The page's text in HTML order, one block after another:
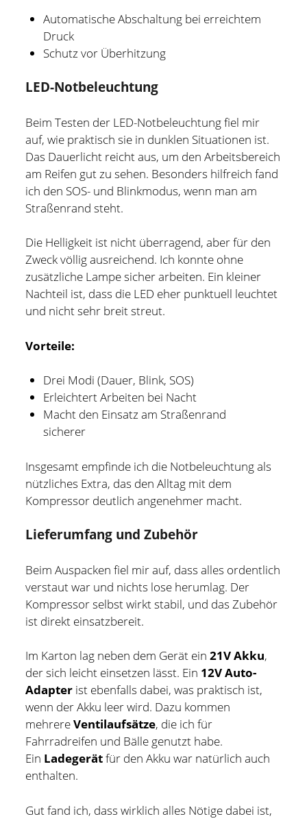
Automatische Abschaltung bei erreichtem
Druck
Schutz vor Überhitzung
LED-Notbeleuchtung
Beim Testen der LED-Notbeleuchtung fiel mir
auf, wie praktisch sie in dunklen Situationen ist.
Das Dauerlicht reicht aus, um den Arbeitsbereich
am Reifen gut zu sehen. Besonders hilfreich fand
ich den SOS- und Blinkmodus, wenn man am
Straßenrand steht.
Die Helligkeit ist nicht überragend, aber für den
Zweck völlig ausreichend. Ich konnte ohne
zusätzliche Lampe sicher arbeiten. Ein kleiner
Nachteil ist, dass die LED eher punktuell leuchtet
und nicht sehr breit streut.
Vorteile:
Drei Modi (Dauer, Blink, SOS)
Erleichtert Arbeiten bei Nacht
Macht den Einsatz am Straßenrand
sicherer
Insgesamt empfinde ich die Notbeleuchtung als
nützliches Extra, das den Alltag mit dem
Kompressor deutlich angenehmer macht.
Lieferumfang und Zubehör
Beim Auspacken fiel mir auf, dass alles ordentlich
verstaut war und nichts lose herumlag. Der
Kompressor selbst wirkt stabil, und das Zubehör
ist direkt einsatzbereit.
Im Karton lag neben dem Gerät ein21V Akku,
der sich leicht einsetzen lässt. Ein 12V Auto-
Adapter ist ebenfalls dabei, was praktisch ist,
wenn der Akku leer wird. Dazu kommen
mehrereVentilaufsätze, die ich für
Fahrradreifen und Bälle genutzt habe.
Ein Ladegerätfür den Akku war natürlich auch
enthalten.
Gut fand ich, dass wirklich alles Nötige dabei ist,